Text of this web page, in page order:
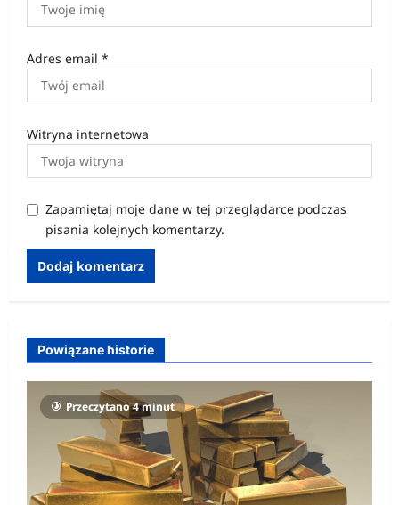
Adres email *
Witryna internetowa
Zapamiętaj moje dane w tej przeglądarce podczas
pisania kolejnych komentarzy.
Powiązane historie
Przeczytano 4 minut